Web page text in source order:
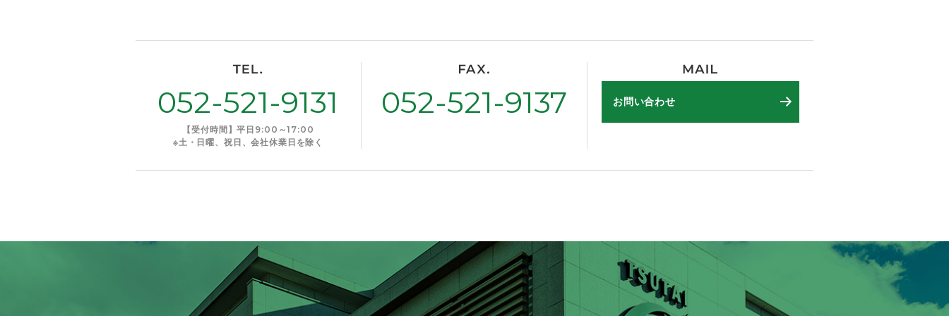
052-521-9131
【受付時間】平日9:00～17:00
※土・日曜、祝日、会社休業日を除く
052-521-9137 お問い合わせ